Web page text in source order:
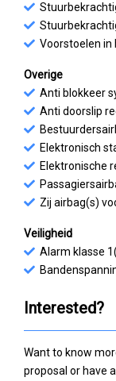
Voorstoelen in
Overige
Anti blokkeer
Anti doorslip
Elektronisch
Elektronische
Zij airbag(s)
Veiligheid
Alarm klasse
Interested?
Want to know
proposal or have